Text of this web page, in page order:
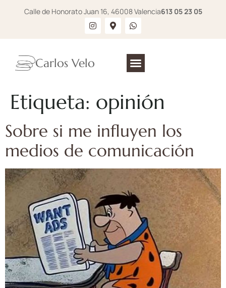
Calle de Honorato Juan 16, 46008 Valencia613 05 23 05
Carlos Velo
Etiqueta: opinión
Sobre si me influyen los
medios de comunicación